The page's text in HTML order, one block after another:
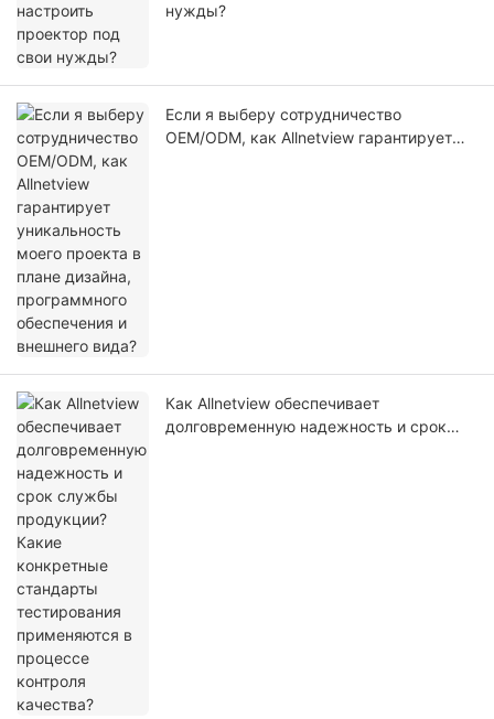
нужды?
Если я выберу сотрудничество
OEM/ODM, как Allnetview гарантирует
Как Allnetview обеспечивает
долговременную надежность и срок